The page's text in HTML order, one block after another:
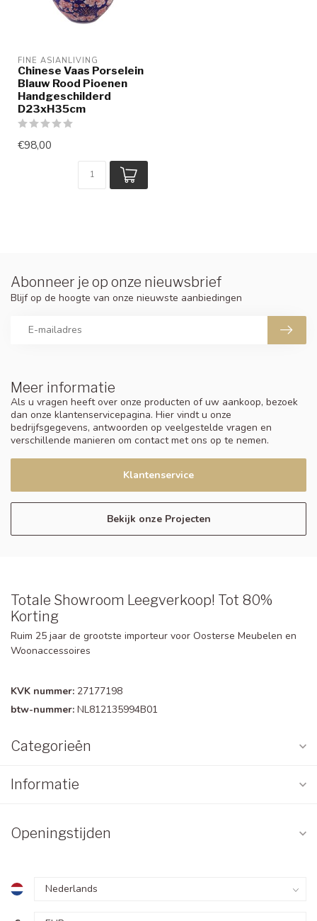
FINE ASIANLIVING
Chinese Vaas Porselein
Blauw Rood Pioenen
Handgeschilderd
D23xH35cm
€98,00
Meer informatie
Als u vragen heeft over onze producten of uw aankoop, bezoek
dan onze klantenservicepagina. Hier vindt u onze
bedrijfsgegevens, antwoorden op veelgestelde vragen en
verschillende manieren om contact met ons op te nemen.
Klantenservice
Bekijk onze Projecten
Abonneer je op onze nieuwsbrief
Blijf op de hoogte van onze nieuwste aanbiedingen
Totale Showroom Leegverkoop! Tot 80%
Korting
Ruim 25 jaar de grootste importeur voor Oosterse Meubelen en
Woonaccessoires
KVK nummer: 27177198
btw-nummer: NL812135994B01
Categorieën
Informatie
Openingstijden